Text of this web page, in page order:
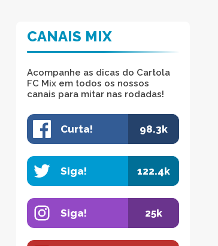
CANAIS MIX
Acompanhe as dicas do Cartola
FC Mix em todos os nossos
canais para mitar nas rodadas!
Curta! 98.3k
Siga! 122.4k
Siga! 25k